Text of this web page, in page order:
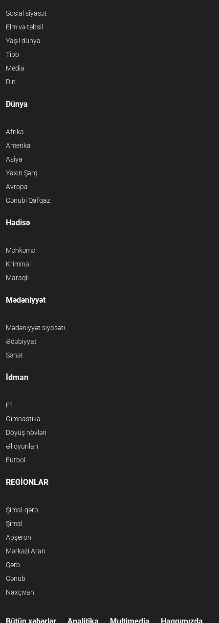
Sosial siyasət
Elm və təhsil
Yaşıl dünya
Tibb
Media
Din
Dünya
Afrika
Amerika
Asiya
Yaxın Şərq
Avropa
Cənubi Qafqaz
Hadisə
Məhkəmə
Kriminal
Maraqlı
Mədəniyyət
Mədəniyyət siyasəti
Ədəbiyyat
Sənət
İdman
F1
Gimnastika
Döyüş növləri
Əl oyunları
Futbol
REGİONLAR
Şimal-qərb
Şimal
Abşeron
Mərkəzi Aran
Qərb
Cənub
Naxçıvan